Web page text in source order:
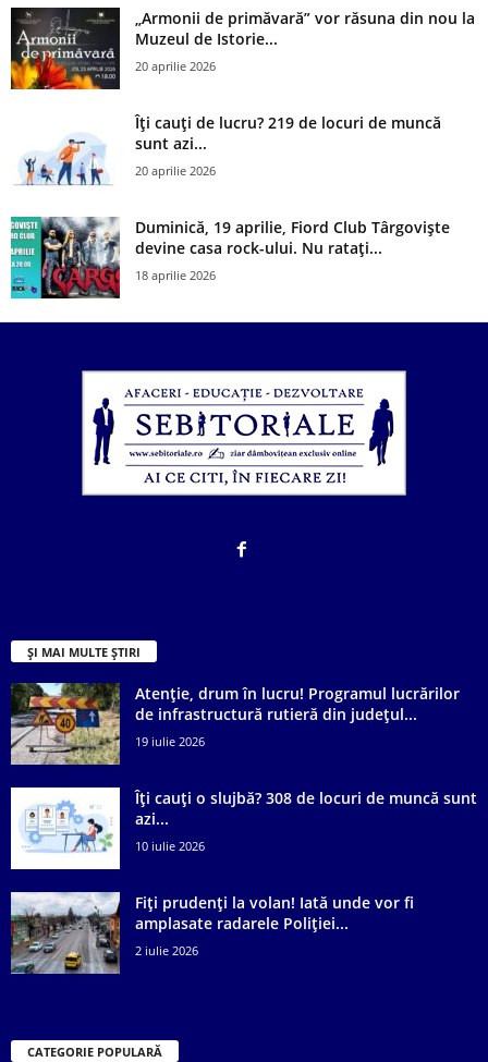
„Armonii de primăvară” vor răsuna din nou la
Muzeul de Istorie...
20 aprilie 2026
Îți cauți de lucru? 219 de locuri de muncă
sunt azi...
20 aprilie 2026
Duminică, 19 aprilie, Fiord Club Târgoviște
devine casa rock-ului. Nu ratați...
18 aprilie 2026
ȘI MAI MULTE ȘTIRI
Atenție, drum în lucru! Programul lucrărilor
de infrastructură rutieră din județul...
19 iulie 2026
Îți cauți o slujbă? 308 de locuri de muncă sunt
azi...
10 iulie 2026
Fiți prudenți la volan! Iată unde vor fi
amplasate radarele Poliției...
2 iulie 2026
CATEGORIE POPULARĂ